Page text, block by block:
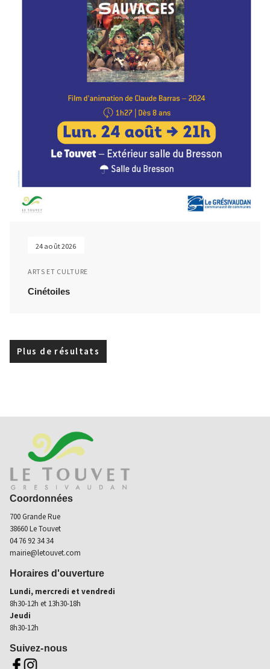
Cinétoiles
ARTS ET CULTURE
24 août 2026
Plus de résultats
Coordonnées
700 Grande Rue
38660 Le Touvet
04 76 92 34 34
mairie@letouvet.com
Horaires d'ouverture
Lundi, mercredi et vendredi
8h30-12h et 13h30-18h
Jeudi
8h30-12h
Suivez-nous
Aller sur page fb (nouvel onglet)
Aller sur instagram (nouvel onglet)